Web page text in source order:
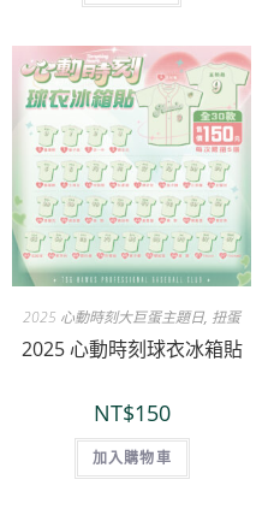
2025 心動時刻大巨蛋主題日, 扭蛋
2025 心動時刻球衣冰箱貼
NT$150
加入購物車